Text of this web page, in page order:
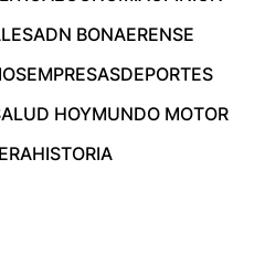
ADN BONAERENSE
EMPRESASDEPORTES
HOYMUNDO MOTOR
HISTORIA